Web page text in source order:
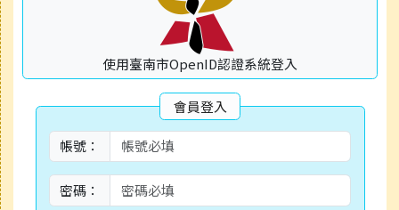
使用臺南市OpenID認證系統登入
會員登入
帳號：
密碼：